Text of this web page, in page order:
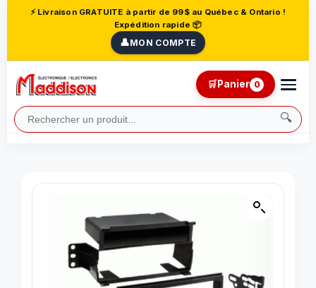
⚡ Livraison GRATUITE à partir de 99$ au Québec & Ontario !
Expédition rapide 📦
👤MON COMPTE
🔍
🛒Panier 0